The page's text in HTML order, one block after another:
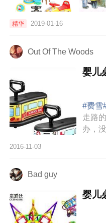
精华 2019-01-16
Out Of The Woods
婴儿
#费雪
走路
办，
路。
2016-11-03
Bad guy
婴儿